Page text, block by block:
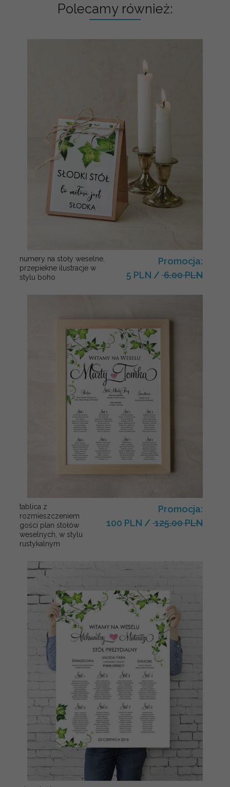
Polecamy również:
numery na stoły weselne,
przepiekne ilustracje w
stylu boho
Promocja:
5 PLN / 6.00 PLN
tablica z
rozmieszczeniem
gości plan stołów
weselnych, w stylu
rustykalnym
Promocja:
100 PLN / 125.00 PLN